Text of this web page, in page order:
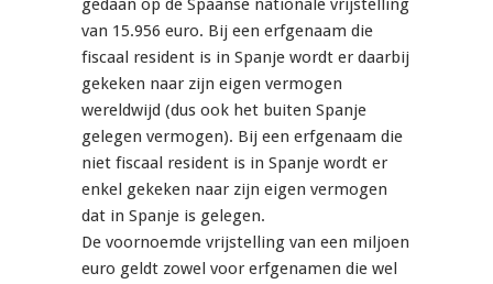
gedaan op de Spaanse nationale vrijstelling
van 15.956 euro. Bij een erfgenaam die
fiscaal resident is in Spanje wordt er daarbij
gekeken naar zijn eigen vermogen
wereldwijd (dus ook het buiten Spanje
gelegen vermogen). Bij een erfgenaam die
niet fiscaal resident is in Spanje wordt er
enkel gekeken naar zijn eigen vermogen
dat in Spanje is gelegen.
De voornoemde vrijstelling van een miljoen
euro geldt zowel voor erfgenamen die wel